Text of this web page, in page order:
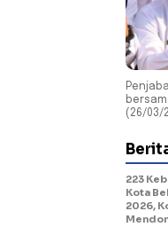
(26/03/
223
Kota
2026,